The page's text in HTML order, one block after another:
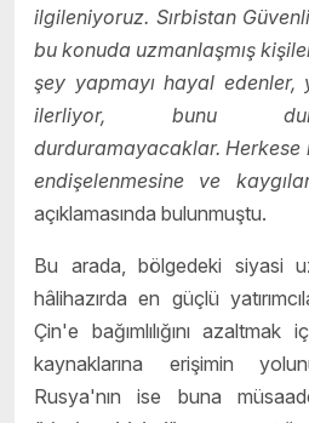
ilgileniyoruz. Sırbistan
bu konuda uzmanlaşmış
şey yapmayı hayal edenler,
ilerliyor, bunu
durduramayacaklar. Herkese
endişelenmesine ve
açıklamasında bulunmuştu.
Bu arada, bölgedeki siyasi
hâlihazırda en güçlü
Çin'e bağımlılığını azaltmak
kaynaklarına erişimin
Rusya'nın ise buna